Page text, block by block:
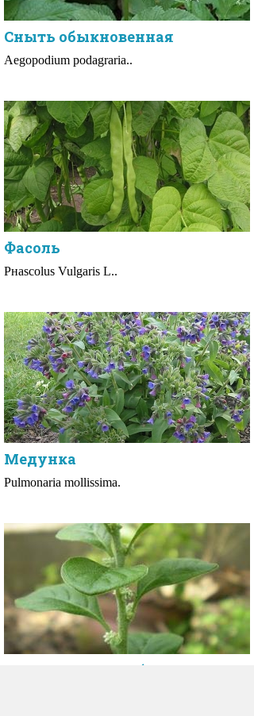
Сныть обыкновенная
Aegopodium podagraria..
Фасоль
Рнаsсоlus Vulgаris L..
Медунка
Pulmonaria mollissima.
Эрва шерстистая (пол-пола,